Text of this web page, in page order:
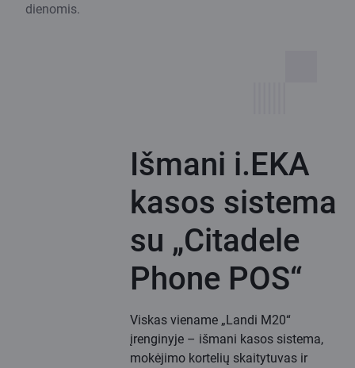
dienomis.
Išmani i.EKA
kasos sistema
su „Citadele
Phone POS“
Viskas viename „Landi M20“
įrenginyje – išmani kasos sistema,
mokėjimo kortelių skaitytuvas ir